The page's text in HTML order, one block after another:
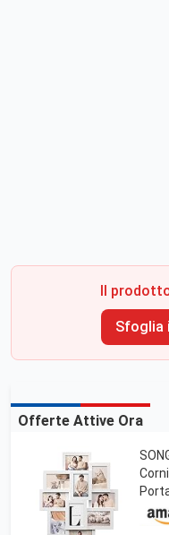
Il
Sfoglia
Offerte Attive Ora